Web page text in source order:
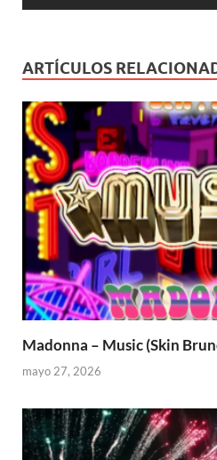
ARTÍCULOS
Madonna – Music (Skin
mayo 27, 2026